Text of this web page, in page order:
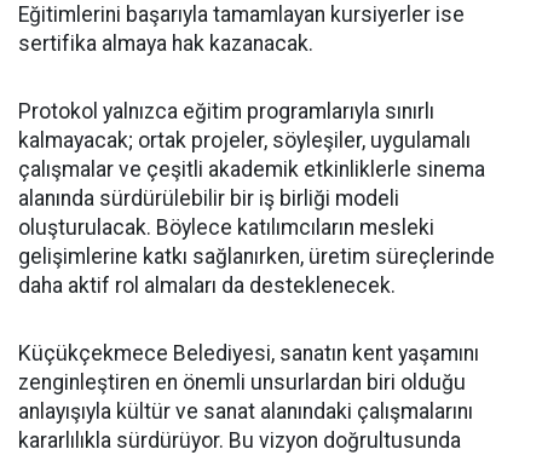
Eğitimlerini başarıyla tamamlayan kursiyerler ise
sertifika almaya hak kazanacak.
Protokol yalnızca eğitim programlarıyla sınırlı
kalmayacak; ortak projeler, söyleşiler, uygulamalı
çalışmalar ve çeşitli akademik etkinliklerle sinema
alanında sürdürülebilir bir iş birliği modeli
oluşturulacak. Böylece katılımcıların mesleki
gelişimlerine katkı sağlanırken, üretim süreçlerinde
daha aktif rol almaları da desteklenecek.
Küçükçekmece Belediyesi, sanatın kent yaşamını
zenginleştiren en önemli unsurlardan biri olduğu
anlayışıyla kültür ve sanat alanındaki çalışmalarını
kararlılıkla sürdürüyor. Bu vizyon doğrultusunda